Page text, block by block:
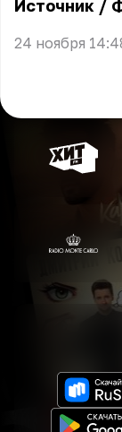
Источник /
24 ноября